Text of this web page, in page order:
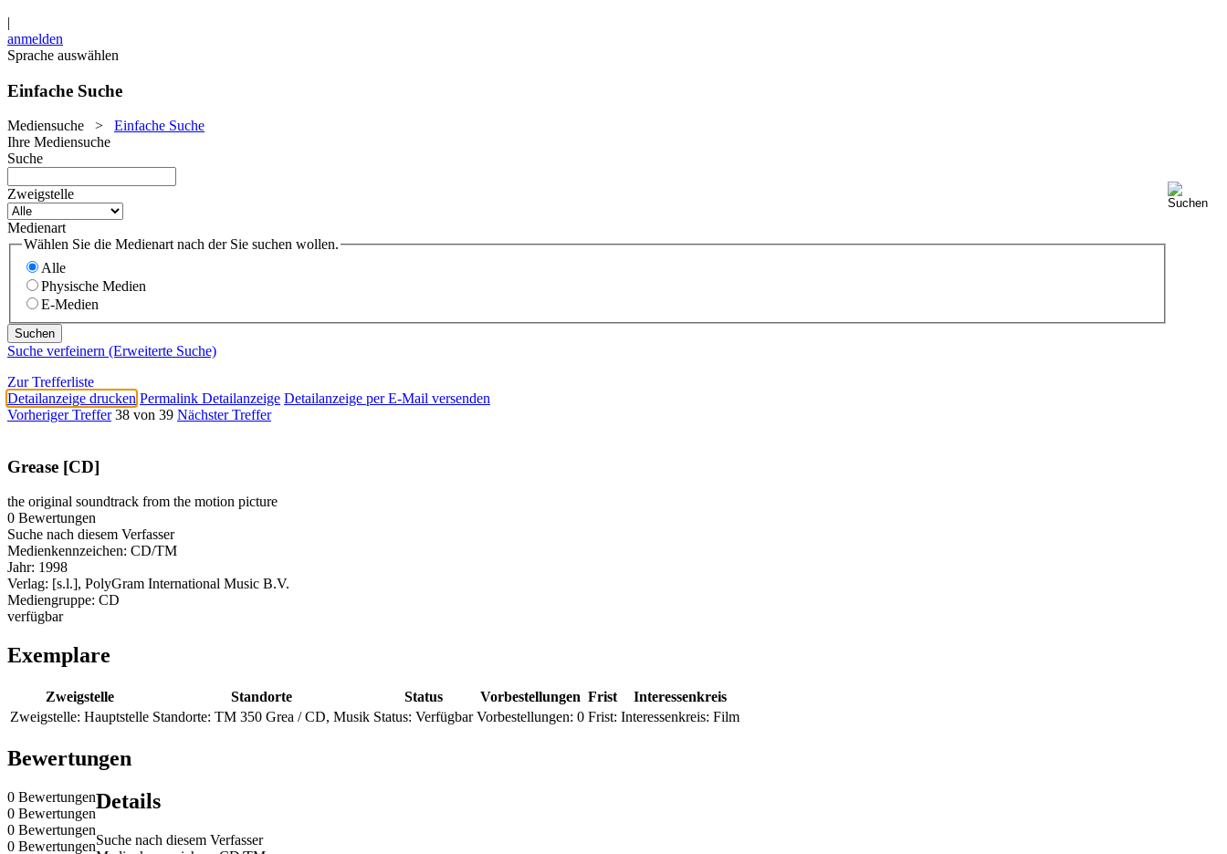
|
anmelden
Sprache auswählen
Einfache Suche
Mediensuche > Einfache Suche
Ihre Mediensuche
Suche
Zweigstelle
Medienart
Wählen Sie die Medienart nach der Sie suchen wollen.
Alle
Physische Medien
E-Medien
Suche verfeinern (Erweiterte Suche)
Zur Trefferliste
Detailanzeige drucken Permalink Detailanzeige Detailanzeige per E-Mail versenden
Vorheriger Treffer 38 von 39 Nächster Treffer
Grease [CD]
the original soundtrack from the motion picture
0 Bewertungen
Suche nach diesem Verfasser
Medienkennzeichen: CD/TM
Jahr: 1998
Verlag: [s.l.], PolyGram International Music B.V.
Mediengruppe: CD
verfügbar
Exemplare
Zweigstelle Standorte Status Vorbestellungen Frist
Interessenkreis
Zweigstelle: Hauptstelle Standorte: TM 350 Grea / CD, Musik Status: Verfügbar Vorbestellungen: 0 Frist: Interessenkreis: Film
Bewertungen
0 Bewertungen
0 Bewertungen
0 Bewertungen
0 Bewertungen
Details
Suche nach diesem Verfasser